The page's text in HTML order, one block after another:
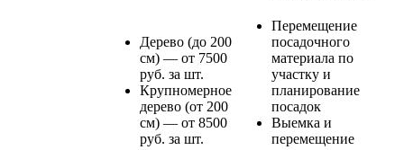
Дерево (до 200
см) — от 7500
руб. за шт.
Крупномерное
дерево (от 200
см) — от 8500
руб. за шт.
Перемещение
посадочного
материала по
участку и
планирование
посадок
Выемка и
перемещение